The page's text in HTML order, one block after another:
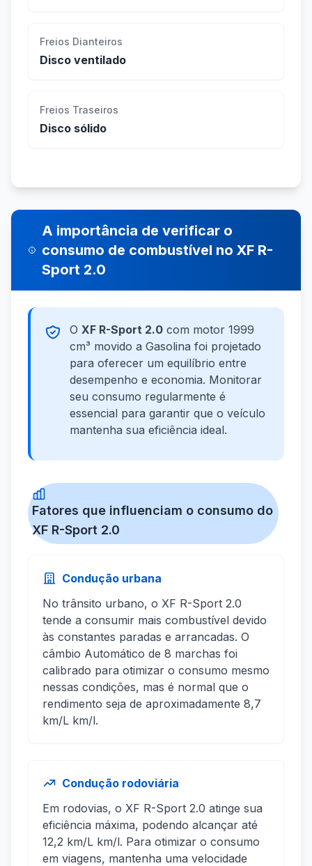
Freios Dianteiros
Disco ventilado
Freios Traseiros
Disco sólido
A importância de verificar o
consumo de combustível no XF R-
Sport 2.0
O XF R-Sport 2.0 com motor 1999
cm³ movido a Gasolina foi projetado
para oferecer um equilíbrio entre
desempenho e economia. Monitorar
seu consumo regularmente é
essencial para garantir que o veículo
mantenha sua eficiência ideal.
Fatores que influenciam o consumo do
XF R-Sport 2.0
Condução urbana
No trânsito urbano, o XF R-Sport 2.0
tende a consumir mais combustível devido
às constantes paradas e arrancadas. O
câmbio Automático de 8 marchas foi
calibrado para otimizar o consumo mesmo
nessas condições, mas é normal que o
rendimento seja de aproximadamente 8,7
km/L km/l.
Condução rodoviária
Em rodovias, o XF R-Sport 2.0 atinge sua
eficiência máxima, podendo alcançar até
12,2 km/L km/l. Para otimizar o consumo
em viagens, mantenha uma velocidade